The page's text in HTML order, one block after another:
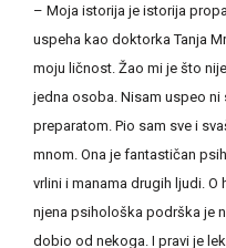
– Moja istorija je istorija
uspeha kao doktorka Tanja
moju ličnost. Žao mi je što
jedna osoba. Nisam uspeo ni
preparatom. Pio sam sve i
mnom. Ona je fantastičan
vrlini i manama drugih ljudi.
njena psihološka podrška je
dobio od nekoga. I pravi je